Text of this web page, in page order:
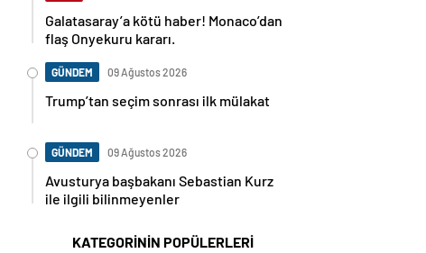
Galatasaray’a kötü haber! Monaco’dan
flaş Onyekuru kararı.
GÜNDEM 09 Ağustos 2026
Trump’tan seçim sonrası ilk mülakat
GÜNDEM 09 Ağustos 2026
Avusturya başbakanı Sebastian Kurz
ile ilgili bilinmeyenler
KATEGORİNİN POPÜLERLERİ